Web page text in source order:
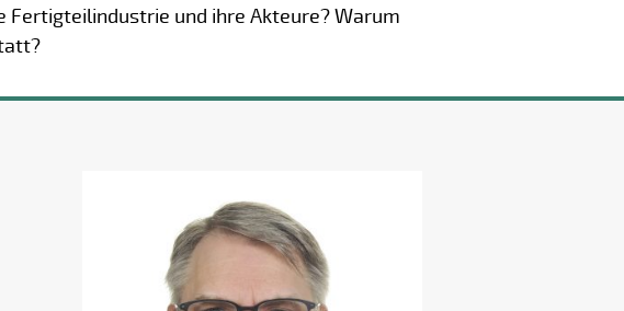
und ihre Akteure? Warum